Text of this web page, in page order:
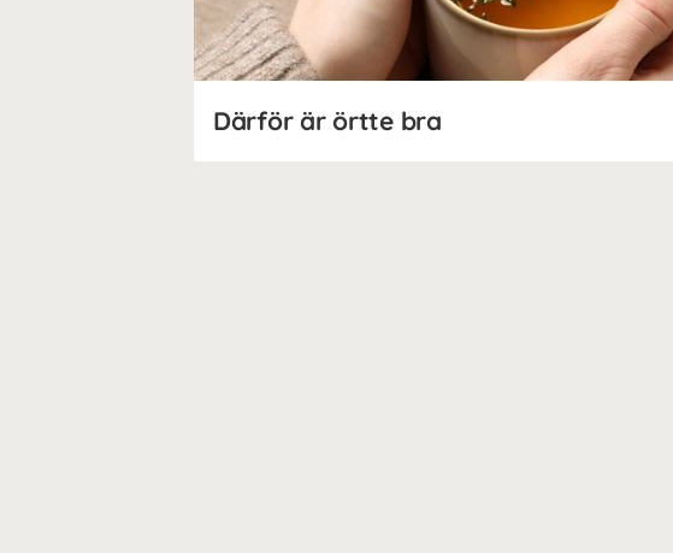
Därför är örtte bra